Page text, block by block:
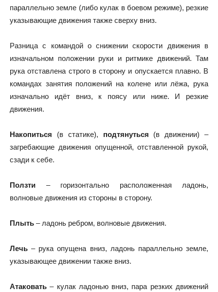
параллельно земле (либо кулак в боевом режиме), резкие
указывающие движения также сверху вниз.
Разница с командой о снижении скорости движения в
изначальном положении руки и ритмике движений. Там
рука отставлена строго в сторону и опускается плавно. В
командах занятия положений на колене или лёжа, рука
изначально идёт вниз, к поясу или ниже. И резкие
движения.
Накопиться (в статике), подтянуться (в движении) –
загребающие движения опущенной, отставленной рукой,
сзади к себе.
Ползти – горизонтально расположенная ладонь,
волновые движения из стороны в сторону.
Плыть – ладонь ребром, волновые движения.
Лечь – рука опущена вниз, ладонь параллельно земле,
указывающее движении также вниз.
Атаковать – кулак ладонью вниз, пара резких движений